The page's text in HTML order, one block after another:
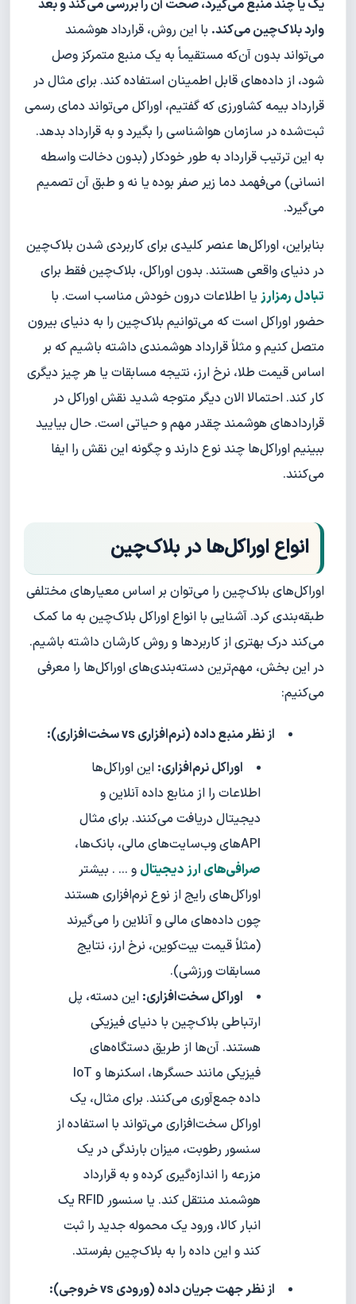
یک یا چند منبع می‌گیرد، صحت آن را بررسی می‌کند و بعد
وارد بلاک‌چین می‌کند. با این روش، قرارداد هوشمند
می‌تواند بدون آن‌که مستقیماً به یک منبع متمرکز وصل
شود، از داده‌های قابل اطمینان استفاده کند. برای مثال در
قرارداد بیمه کشاورزی که گفتیم، اوراکل می‌تواند دمای رسمی
ثبت‌شده در سازمان هواشناسی را بگیرد و به قرارداد بدهد.
به این ترتیب قرارداد به طور خودکار (بدون دخالت واسطه
انسانی) می‌فهمد دما زیر صفر بوده یا نه و طبق آن تصمیم
می‌گیرد.
بنابراین، اوراکل‌ها عنصر کلیدی برای کاربردی شدن بلاک‌چین
در دنیای واقعی هستند. بدون اوراکل، بلاک‌چین فقط برای
تبادل رمزارز یا اطلاعات درون خودش مناسب است. با
حضور اوراکل است که می‌توانیم بلاک‌چین را به دنیای بیرون
متصل کنیم و مثلاً قرارداد هوشمندی داشته باشیم که بر
اساس قیمت طلا، نرخ ارز، نتیجه مسابقات یا هر چیز دیگری
کار کند. احتمالا الان دیگر متوجه شدید نقش اوراکل در
قراردادهای هوشمند چقدر مهم و حیاتی است. حال بیایید
ببینیم اوراکل‌ها چند نوع دارند و چگونه این نقش را ایفا
می‌کنند.
انواع اوراکل‌ها در بلاک‌چین
اوراکل‌های بلاک‌چین را می‌توان بر اساس معیارهای مختلفی
طبقه‌بندی کرد. آشنایی با انواع اوراکل بلاک‌چین به ما کمک
می‌کند درک بهتری از کاربردها و روش کارشان داشته باشیم.
در این بخش، مهم‌ترین دسته‌بندی‌های اوراکل‌ها را معرفی
می‌کنیم:
از نظر منبع داده (نرم‌افزاری vs سخت‌افزاری):
اوراکل نرم‌افزاری: این اوراکل‌ها
اطلاعات را از منابع داده آنلاین و
دیجیتال دریافت می‌کنند. برای مثال
APIهای وب‌سایت‌های مالی، بانک‌ها،
صرافی‌های ارز دیجیتال و ... . بیشتر
اوراکل‌های رایج از نوع نرم‌افزاری هستند
چون داده‌های مالی و آنلاین را می‌گیرند
(مثلاً قیمت بیت‌کوین، نرخ ارز، نتایج
مسابقات ورزشی).
اوراکل سخت‌افزاری: این دسته، پل
ارتباطی بلاک‌چین با دنیای فیزیکی
هستند. آن‌ها از طریق دستگاه‌های
فیزیکی مانند حسگرها، اسکنرها و IoT
داده جمع‌آوری می‌کنند. برای مثال، یک
اوراکل سخت‌افزاری می‌تواند با استفاده از
سنسور رطوبت، میزان بارندگی در یک
مزرعه را اندازه‌گیری کرده و به قرارداد
هوشمند منتقل کند. یا سنسور RFID یک
انبار کالا، ورود یک محموله جدید را ثبت
کند و این داده را به بلاک‌چین بفرستد.
از نظر جهت جریان داده (ورودی vs خروجی):